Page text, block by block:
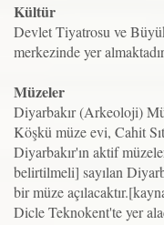
Kültür
Devlet Tiyatrosu ve
merkezinde yer
Müzeler
Diyarbakır (Arkeoloji)
Köşkü müze evi, Cahit
Diyarbakır'ın aktif
belirtilmeli] sayılan
bir müze
Dicle Teknokent'te yer